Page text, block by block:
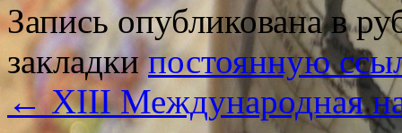
Запись опубликована в
закладкипостоянную
←XIII Международная